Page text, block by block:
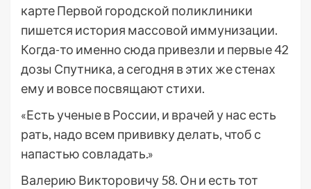
карте Первой городской поликлиники
пишется история массовой иммунизации.
Когда-то именно сюда привезли и первые 42
дозы Спутника, а сегодня в этих же стенах
ему и вовсе посвящают стихи.
«Есть ученые в России, и врачей у нас есть
рать, надо всем прививку делать, чтоб с
напастью совладать.»
Валерию Викторовичу 58. Он и есть тот